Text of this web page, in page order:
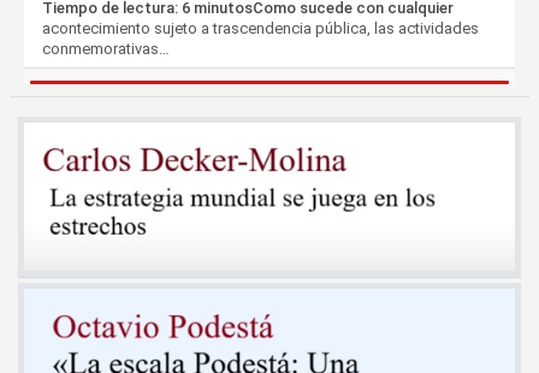
Tiempo de lectura: 6 minutosComo sucede con cualquier
acontecimiento sujeto a trascendencia pública, las actividades
conmemorativas…